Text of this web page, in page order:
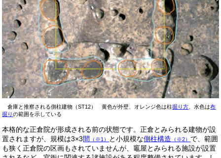
倉庫と推察される側柱建物（ST12） 黄色が外壁、オレンジ色は柱掘り方 、水色は布
掘りの範囲を示している
本格的な正倉院が形成される前の状態です。正倉とみられる建物が設
置されますが、規模は3×3間 （※1） と小規模な側柱構造 （※2） で、範囲
も狭く正倉院の区画もされていませんが、竈屋とみられる施設が設置